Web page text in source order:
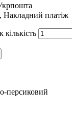
Накладний платіж
персиковий